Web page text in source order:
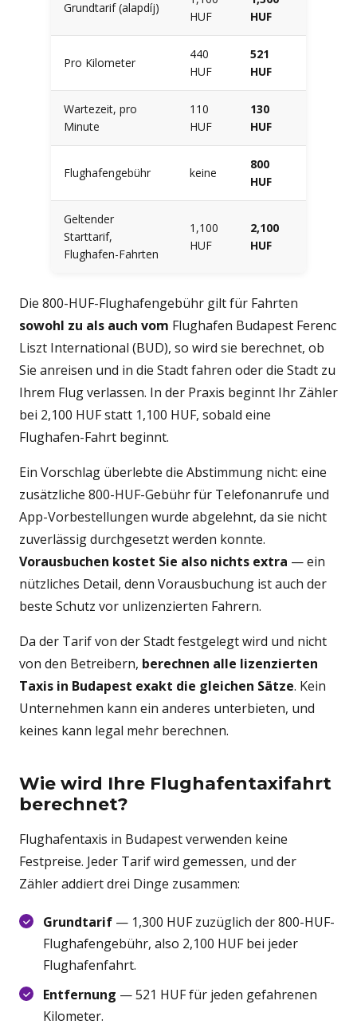
Grundtarif (alapdíj)
HUF
HUF
Pro Kilometer
440
HUF
521
HUF
Wartezeit, pro
Minute
110
HUF
130
HUF
Flughafengebühr keine
800
HUF
Geltender
Starttarif,
Flughafen-Fahrten
1,100
HUF
2,100
HUF
Die 800-HUF-Flughafengebühr gilt für Fahrten
sowohl zu als auch vom Flughafen Budapest Ferenc
Liszt International (BUD), so wird sie berechnet, ob
Sie anreisen und in die Stadt fahren oder die Stadt zu
Ihrem Flug verlassen. In der Praxis beginnt Ihr Zähler
bei 2,100 HUF statt 1,100 HUF, sobald eine
Flughafen-Fahrt beginnt.
Ein Vorschlag überlebte die Abstimmung nicht: eine
zusätzliche 800-HUF-Gebühr für Telefonanrufe und
App-Vorbestellungen wurde abgelehnt, da sie nicht
zuverlässig durchgesetzt werden konnte.
Vorausbuchen kostet Sie also nichts extra — ein
nützliches Detail, denn Vorausbuchung ist auch der
beste Schutz vor unlizenzierten Fahrern.
Da der Tarif von der Stadt festgelegt wird und nicht
von den Betreibern, berechnen alle lizenzierten
Taxis in Budapest exakt die gleichen Sätze. Kein
Unternehmen kann ein anderes unterbieten, und
keines kann legal mehr berechnen.
Wie wird Ihre Flughafentaxifahrt
berechnet?
Flughafentaxis in Budapest verwenden keine
Festpreise. Jeder Tarif wird gemessen, und der
Zähler addiert drei Dinge zusammen:
Grundtarif — 1,300 HUF zuzüglich der 800-HUF-
Flughafengebühr, also 2,100 HUF bei jeder
Flughafenfahrt.
Entfernung — 521 HUF für jeden gefahrenen
Kilometer.